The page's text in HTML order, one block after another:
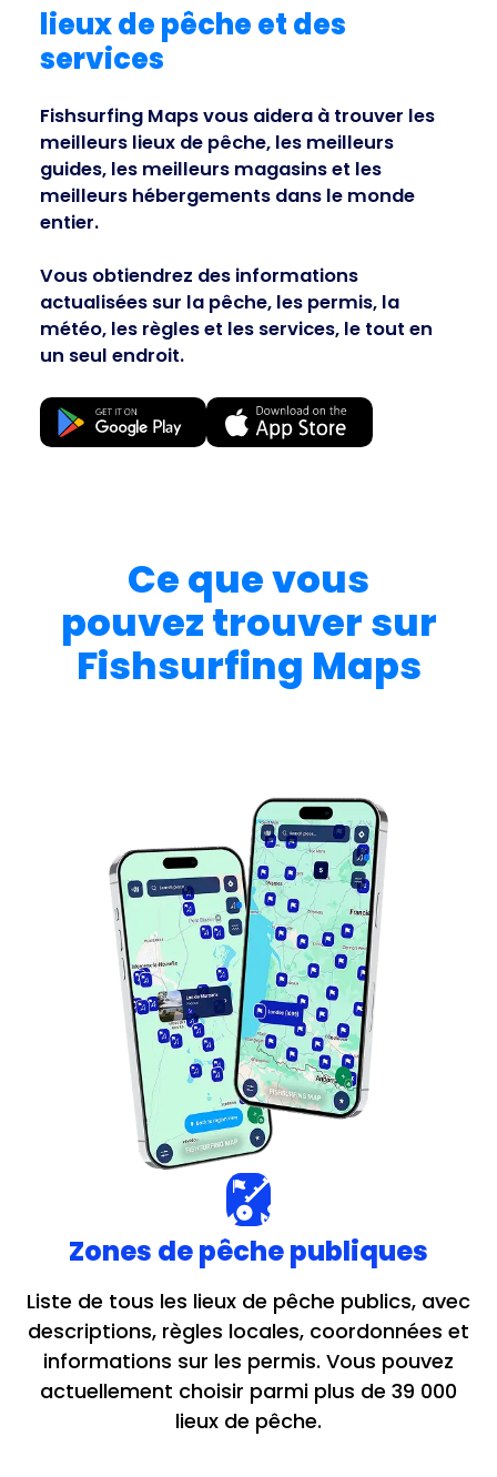
lieux de pêche et des
services
Fishsurfing Maps vous aidera à trouver les
meilleurs lieux de pêche, les meilleurs
guides, les meilleurs magasins et les
meilleurs hébergements dans le monde
entier.
Vous obtiendrez des informations
actualisées sur la pêche, les permis, la
météo, les règles et les services, le tout en
un seul endroit.
Ce que vous
pouvez trouver sur
Fishsurfing Maps
Zones de pêche publiques
Liste de tous les lieux de pêche publics, avec
descriptions, règles locales, coordonnées et
informations sur les permis. Vous pouvez
actuellement choisir parmi plus de 39 000
lieux de pêche.